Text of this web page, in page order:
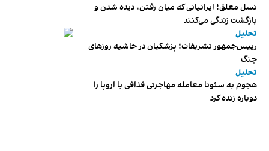
نسل معلق؛ ایرانیانی که میان رفتن، دیده شدن و
بازگشت زندگی می‌کنند
تحلیل
رییس‌جمهور تشریفات؛ پزشکیان در حاشیه روزهای
جنگ
تحلیل
هجوم به سئوتا معامله مهاجرتی قذافی با اروپا را
دوباره زنده کرد